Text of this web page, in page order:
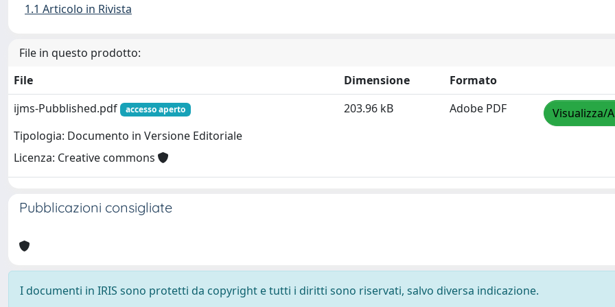
1.1 Articolo in Rivista
File in questo prodotto:
File
Dimensione
Formato
ijms-Pubblished.pdf
accesso aperto
Tipologia: Documento in Versione Editoriale
Licenza: Creative commons
203.96 kB Adobe PDF Visualizza/
Pubblicazioni consigliate
I documenti in IRIS sono protetti da copyright e tutti i diritti sono riservati, salvo diversa indicazione.